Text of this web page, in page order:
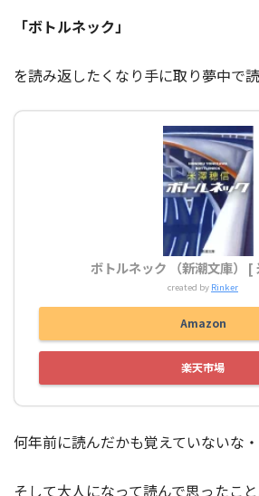
「ボトルネック」
を読み返したくなり手に取り夢中で
ボトルネック （新潮文庫） [
created by Rinker
Amazon
楽天市場
何年前に読んだかも覚えていないな・
そして大人になって読んで思ったこと